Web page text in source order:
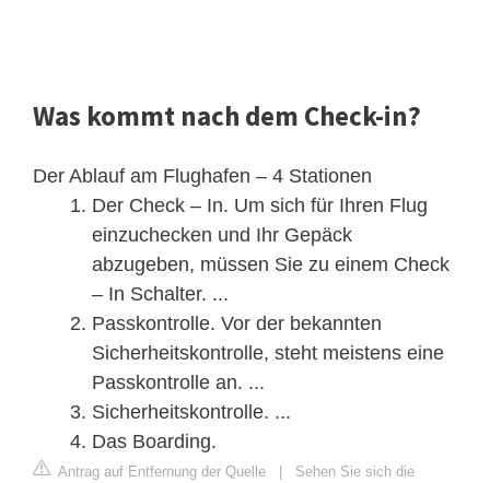
Was kommt nach dem Check-in?
Der Ablauf am Flughafen – 4 Stationen
Der Check – In. Um sich für Ihren Flug
einzuchecken und Ihr Gepäck
abzugeben, müssen Sie zu einem Check
– In Schalter. ...
Passkontrolle. Vor der bekannten
Sicherheitskontrolle, steht meistens eine
Passkontrolle an. ...
Sicherheitskontrolle. ...
Das Boarding.
Antrag auf Entfernung der Quelle
Sehen Sie sich die